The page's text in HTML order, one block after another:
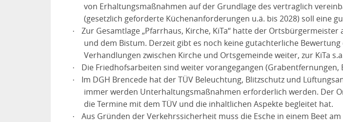
von Erhaltungsmaßnahmen auf der Grundlage des vertraglich
(gesetzlich geforderte Küchenanforderungen u.ä. bis 2028) soll eine
·
Zur Gesamtlage „Pfarrhaus, Kirche, KiTa“ hatte der
und dem Bistum. Derzeit gibt es noch keine gutachterliche
Verhandlungen zwischen Kirche und Ortsgemeinde weiter, zur KiTa
· Die Friedhofsarbeiten sind weiter vorangegangen
·
Im DGH Brencede hat der TÜV Beleuchtung, Blitzschutz und
immer werden Unterhaltungsmaßnahmen erforderlich werden. Der
die Termine mit dem TÜV und die inhaltlichen Aspekte begleitet hat.
·
Aus Gründen der Verkehrssicherheit muss die Esche in einem Beet